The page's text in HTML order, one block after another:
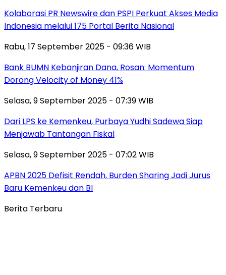
Kolaborasi PR Newswire dan PSPI Perkuat Akses Media
Indonesia melalui 175 Portal Berita Nasional
Rabu, 17 September 2025 - 09:36 WIB
Bank BUMN Kebanjiran Dana, Rosan: Momentum
Dorong Velocity of Money 41%
Selasa, 9 September 2025 - 07:39 WIB
Dari LPS ke Kemenkeu, Purbaya Yudhi Sadewa Siap
Menjawab Tantangan Fiskal
Selasa, 9 September 2025 - 07:02 WIB
APBN 2025 Defisit Rendah, Burden Sharing Jadi Jurus
Baru Kemenkeu dan BI
Berita Terbaru